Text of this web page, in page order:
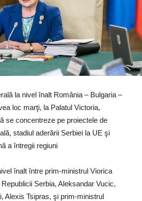
la nivel înalt România – Bulgaria –
loc marţi, la Palatul Victoria,
se concentreze pe proiectele de
stadiul aderării Serbiei la UE şi
a întregii regiuni
înalt între prim-ministrul Viorica
Serbia, Aleksandar Vucic,
Alexis Tsipras, şi prim-ministrul